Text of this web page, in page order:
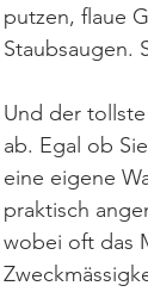
putzen, flaue
Staubsaugen.
Und der
ab. Egal ob
eine eigene
praktisch
wobei oft das